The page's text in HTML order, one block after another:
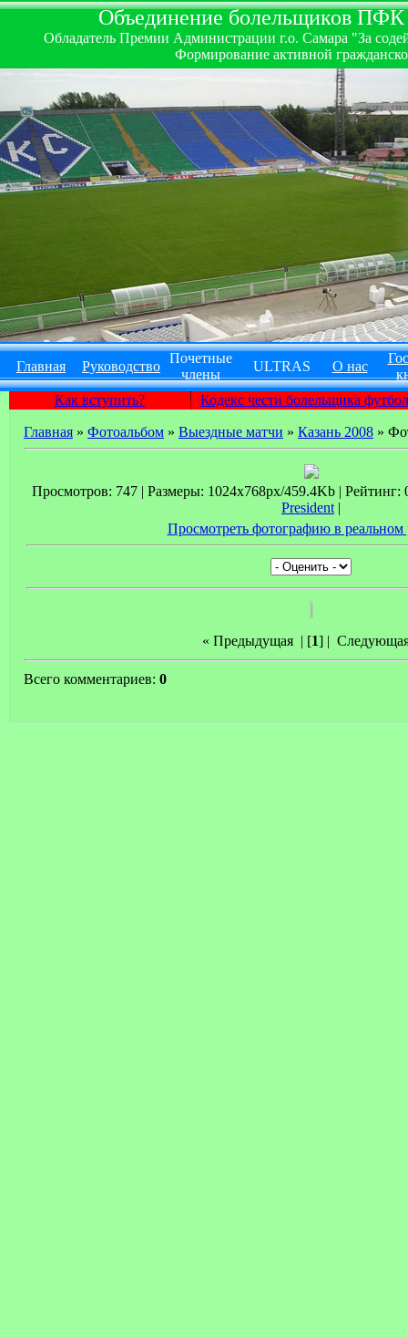
Объединение болельщиков
Обладатель Премии Администрации г.о. Самара "За
Формирование активной
Главная Руководство
Почетные
члены
ULTRAS О нас
Как вступить?
Кодекс чести болельщика
Главная » Фотоальбом » Выездные матчи » Казань 2008 »
Просмотров: 747 | Размеры: 1024x768px/459.4Kb | Рейтинг:
President |
Просмотреть фотографию в реальном
« Предыдущая| [1] |
Всего комментариев: 0